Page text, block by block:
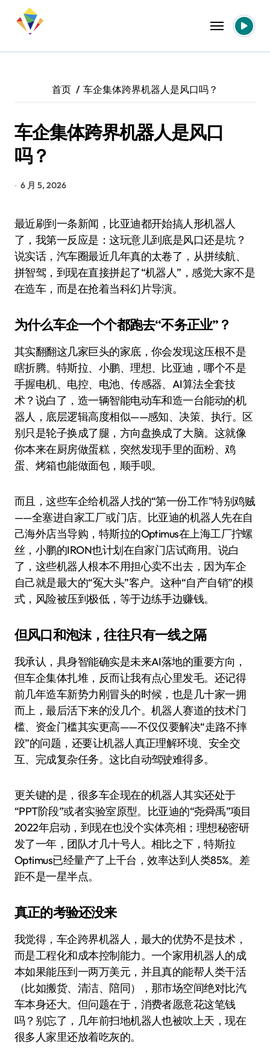
首页 车企集体跨界机器人是风口吗？
车企集体跨界机器人是风口
吗？
6 月 5, 2026
最近刷到一条新闻，比亚迪都开始搞人形机器人
了，我第一反应是：这玩意儿到底是风口还是坑？
说实话，汽车圈最近几年真的太卷了，从拼续航、
拼智驾，到现在直接拼起了“机器人”，感觉大家不是
在造车，而是在抢着当科幻片导演。
为什么车企一个个都跑去“不务正业”？
其实翻翻这几家巨头的家底，你会发现这压根不是
瞎折腾。特斯拉、小鹏、理想、比亚迪，哪个不是
手握电机、电控、电池、传感器、AI算法全套技
术？说白了，造一辆智能电动车和造一台能动的机
器人，底层逻辑高度相似——感知、决策、执行。区
别只是轮子换成了腿，方向盘换成了大脑。这就像
你本来在厨房做蛋糕，突然发现手里的面粉、鸡
蛋、烤箱也能做面包，顺手呗。
而且，这些车企给机器人找的“第一份工作”特别鸡贼
——全塞进自家工厂或门店。比亚迪的机器人先在自
己海外店当导购，特斯拉的Optimus在上海工厂拧螺
丝，小鹏的IRON也计划在自家门店试商用。说白
了，这些机器人根本不用担心卖不出去，因为车企
自己就是最大的“冤大头”客户。这种“自产自销”的模
式，风险被压到极低，等于边练手边赚钱。
但风口和泡沫，往往只有一线之隔
我承认，具身智能确实是未来AI落地的重要方向，
但车企集体扎堆，反而让我有点心里发毛。还记得
前几年造车新势力刚冒头的时候，也是几十家一拥
而上，最后活下来的没几个。机器人赛道的技术门
槛、资金门槛其实更高——不仅仅要解决“走路不摔
跤”的问题，还要让机器人真正理解环境、安全交
互、完成复杂任务。这比自动驾驶难得多。
更关键的是，很多车企现在的机器人其实还处于
“PPT阶段”或者实验室原型。比亚迪的“尧舜禹”项目
2022年启动，到现在也没个实体亮相；理想秘密研
发了一年，团队才几十号人。相比之下，特斯拉
Optimus已经量产了上千台，效率达到人类85%。差
距不是一星半点。
真正的考验还没来
我觉得，车企跨界机器人，最大的优势不是技术，
而是工程化和成本控制能力。一个家用机器人的成
本如果能压到一两万美元，并且真的能帮人类干活
（比如搬货、清洁、陪同），那市场空间绝对比汽
车本身还大。但问题在于，消费者愿意花这笔钱
吗？别忘了，几年前扫地机器人也被吹上天，现在
很多人家里还放着吃灰的。